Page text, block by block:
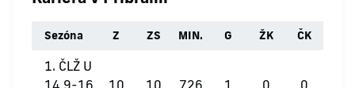
Sezóna Z ZS MIN. G ŽK ČK
1. ČLŽ U
14 9-16
10 10 726 1 0 0